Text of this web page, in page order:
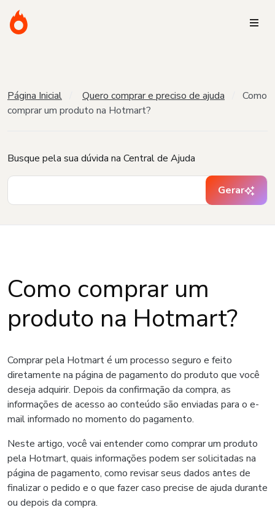
Página Inicial Quero comprar e preciso de ajuda
Como
comprar um produto na Hotmart?
Busque pela sua dúvida na Central de Ajuda
Gerar
Como comprar um
produto na Hotmart?
Comprar pela Hotmart é um processo seguro e feito
diretamente na página de pagamento do produto que você
deseja adquirir. Depois da confirmação da compra, as
informações de acesso ao conteúdo são enviadas para o e-
mail informado no momento do pagamento.
Neste artigo, você vai entender como comprar um produto
pela Hotmart, quais informações podem ser solicitadas na
página de pagamento, como revisar seus dados antes de
finalizar o pedido e o que fazer caso precise de ajuda durante
ou depois da compra.